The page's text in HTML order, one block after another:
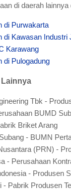
di daerah
di Purwakarta
di Kawasan Industri
Karawang
di Pulogadung
Tbk -
BUMD
Briket Arang
- BUMN
(PRN) -
- Perusahaan
- Produsen
- Pabrik Produsen